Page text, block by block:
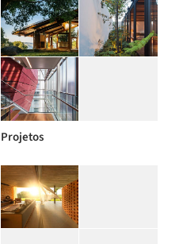
Projetos